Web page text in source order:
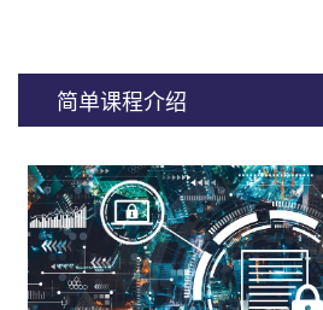
简单课程介绍